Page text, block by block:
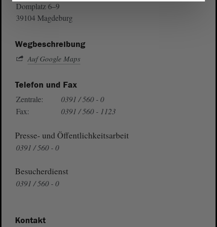
Domplatz 6–9
39104 Magdeburg
Wegbeschreibung
Auf Google Maps
Telefon und Fax
Zentrale:
0391 / 560 - 0
Fax:
0391 / 560 - 1123
Presse- und Öffentlichkeitsarbeit
0391 / 560 - 0
Besucherdienst
0391 / 560 - 0
Kontakt